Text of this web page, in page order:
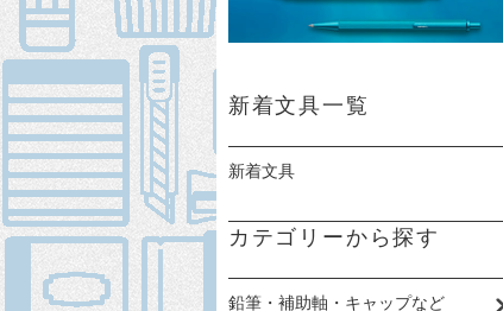
新着文具一覧
新着文具
カテゴリーから探す
鉛筆・補助軸・キャップなど